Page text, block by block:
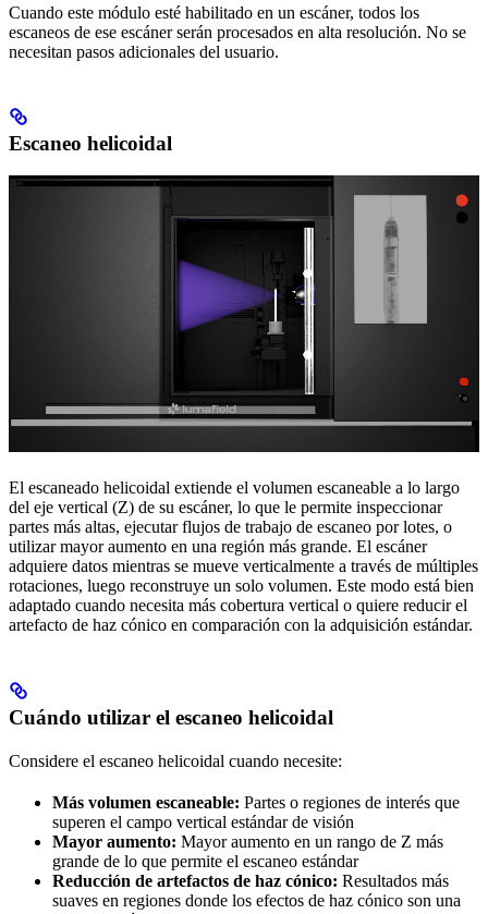
Cuando este módulo esté habilitado en un escáner, todos los
escaneos de ese escáner serán procesados en alta resolución. No se
necesitan pasos adicionales del usuario.
Escaneo helicoidal
El escaneado helicoidal extiende el volumen escaneable a lo largo
del eje vertical (Z) de su escáner, lo que le permite inspeccionar
partes más altas, ejecutar flujos de trabajo de escaneo por lotes, o
utilizar mayor aumento en una región más grande. El escáner
adquiere datos mientras se mueve verticalmente a través de múltiples
rotaciones, luego reconstruye un solo volumen. Este modo está bien
adaptado cuando necesita más cobertura vertical o quiere reducir el
artefacto de haz cónico en comparación con la adquisición estándar.
Cuándo utilizar el escaneo helicoidal
Considere el escaneo helicoidal cuando necesite:
Más volumen escaneable: Partes o regiones de interés que
superen el campo vertical estándar de visión
Mayor aumento: Mayor aumento en un rango de Z más
grande de lo que permite el escaneo estándar
Reducción de artefactos de haz cónico: Resultados más
suaves en regiones donde los efectos de haz cónico son una